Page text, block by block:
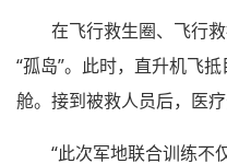
在飞行救生圈、飞行
“孤岛”。此时，直升机飞
舱。接到被救人员后，医
“此次军地联合训练不